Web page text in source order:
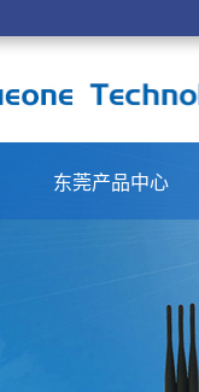
东莞产品中心